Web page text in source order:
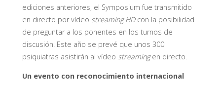
ediciones anteriores, el Symposium fue transmitido
en directo por vídeo streaming HDcon la posibilidad
de preguntar a los ponentes en los turnos de
discusión. Este año se prevé que unos 300
psiquiatras asistirán al vídeo streamingen directo.
Un evento con reconocimiento internacional